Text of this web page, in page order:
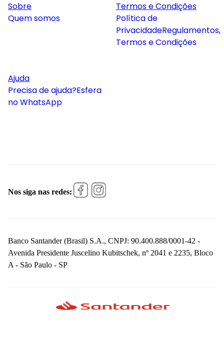
Sobre
Quem somos
Termos e Condições
Política de
PrivacidadeRegulamentos,
Termos e Condições
Ajuda
Precisa de ajuda?Esfera
no WhatsApp
Nos siga nas redes:
Banco Santander (Brasil) S.A., CNPJ: 90.400.888/0001-42 -
Avenida Presidente Juscelino Kubitschek, nº 2041 e 2235, Bloco
A - São Paulo - SP